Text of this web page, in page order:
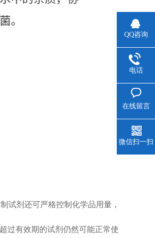
试剂还可严格控制化学品用量，
过有效期的试剂仍然可能正常使
QQ咨询
电话
在线留言
微信扫一扫